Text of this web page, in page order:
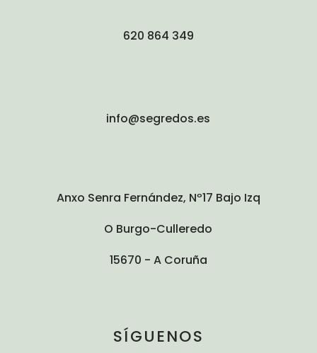
620 864 349
info@segredos.es
Anxo Senra Fernández, Nº17 Bajo Izq
O Burgo-Culleredo
15670 - A Coruña
SÍGUENOS